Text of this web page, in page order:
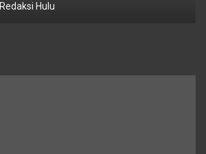
Redaksi Hulu